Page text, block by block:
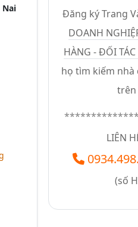
Đăng ký Trang
DOANH
HÀNG - ĐỐI
họ tìm kiếm nhà
trên
LIÊN
(số